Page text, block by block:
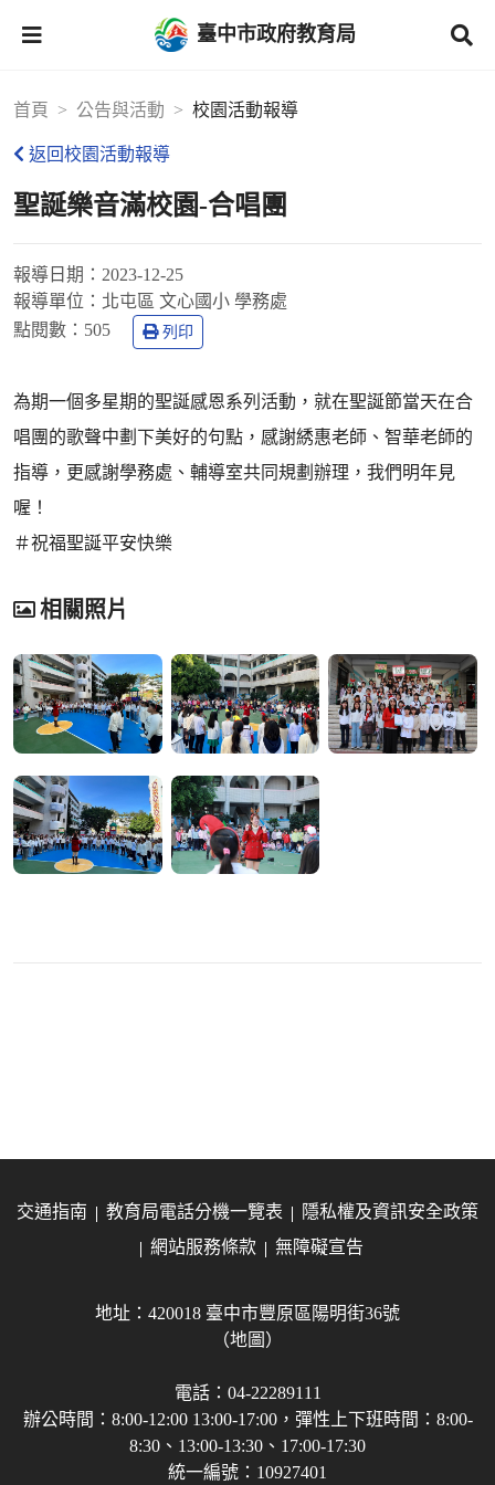
臺中市政府教育局
首頁 公告與活動 校園活動報導
返回校園活動報導
聖誕樂音滿校園-合唱團
報導日期： 2023-12-25
報導單位： 北屯區 文心國小 學務處
點閱數： 505 列印
為期一個多星期的聖誕感恩系列活動，就在聖誕節當天在合
唱團的歌聲中劃下美好的句點，感謝綉惠老師、智華老師的
指導，更感謝學務處、輔導室共同規劃辦理，我們明年見
喔！
＃祝福聖誕平安快樂
相關照片
交通指南 教育局電話分機一覽表
隱私權及資訊安全政策
網站服務條款
無障礙宣告
地址：420018 臺中市豐原區陽明街36號
（地圖）
電話：04-22289111
辦公時間：8:00-12:00 13:00-17:00，彈性上下班時間：8:00-
8:30、13:00-13:30、17:00-17:30
統一編號：10927401